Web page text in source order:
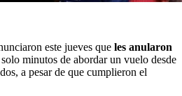
este jueves que les anularon
minutos de abordar un vuelo desde
a pesar de que cumplieron el